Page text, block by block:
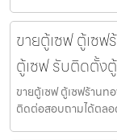
ขายตู้เซฟ ตู้เซ
ตู้เซฟ รับติดตั้ง
ขายตู้เซฟ ตู้เซฟร้านท
ติดต่อสอบถามได้ตลอ